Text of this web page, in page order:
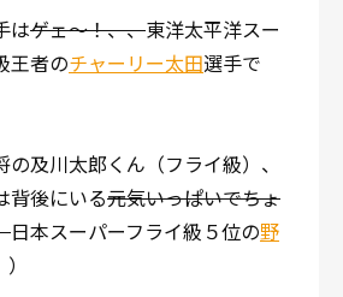
はゲェ〜！、、東洋太平洋スー
王者のチャーリー太田選手で
の及川太郎くん（フライ級）、
背後にいる元気いっぱいでちょ
日本スーパーフライ級５位の野